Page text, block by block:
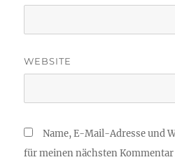
WEBSITE
Name, E-Mail-Adresse und
für meinen nächsten